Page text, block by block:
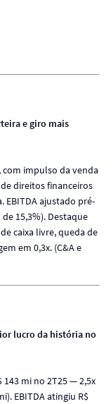
e giro mais
com impulso da venda
direitos financeiros
EBITDA ajustado pré-
de 15,3%). Destaque
caixa livre, queda de
em 0,3x. (C&A e
lucro da história no
mi no 2T25 — 2,5x
EBITDA atingiu R$